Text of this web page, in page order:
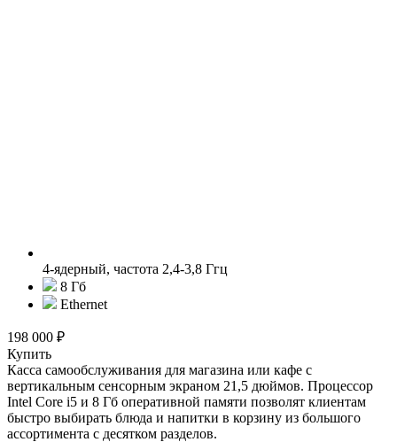
4-ядерный, частота 2,4-3,8 Ггц
8 Гб
Ethernet
198 000 ₽
Купить
Касса самообслуживания для магазина или кафе с
вертикальным сенсорным экраном 21,5 дюймов. Процессор
Intel Core i5 и 8 Гб оперативной памяти позволят клиентам
быстро выбирать блюда и напитки в корзину из большого
ассортимента с десятком разделов.